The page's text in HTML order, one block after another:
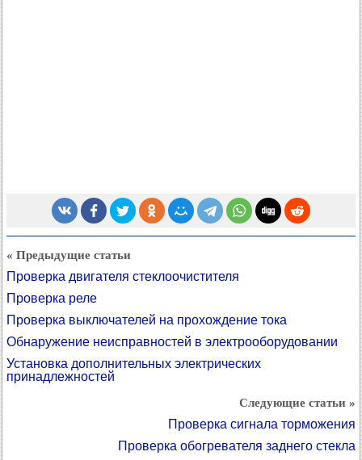
« Предыдущие статьи
Проверка двигателя стеклоочистителя
Проверка реле
Проверка выключателей на прохождение тока
Обнаружение неисправностей в электрооборудовании
Установка дополнительных электрических
принадлежностей
Следующие статьи »
Проверка сигнала торможения
Проверка обогревателя заднего стекла